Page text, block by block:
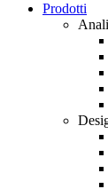
Prodotti